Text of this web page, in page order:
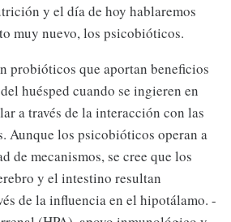
y el día de hoy hablaremos
muy nuevo, los psicobióticos.
probióticos que aportan beneficios
huésped cuando se ingieren en
a través de la interacción con las
Aunque los psicobióticos operan a
de mecanismos, se cree que los
y el intestino resultan
de la influencia en el hipotálamo. -